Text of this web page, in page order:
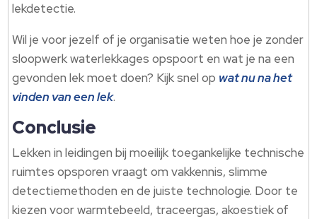
lekdetectie.
Wil je voor jezelf of je organisatie weten hoe je zonder
sloopwerk waterlekkages opspoort en wat je na een
gevonden lek moet doen? Kijk snel op wat nu na het
vinden van een lek.
Conclusie
Lekken in leidingen bij moeilijk toegankelijke technische
ruimtes opsporen vraagt om vakkennis, slimme
detectiemethoden en de juiste technologie. Door te
kiezen voor warmtebeeld, traceergas, akoestiek of